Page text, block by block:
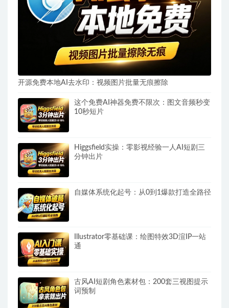
开源免费本地AI去水印：视频图片批量无痕擦除
这个免费AI神器免费不限次：图文音频秒变
10秒短片
Higgsfield实操：零影视经验一人AI短剧三
分钟出片
自媒体系统化起号：从0到1爆款打造全路径
Illustrator零基础课：绘图特效3D渲IP一站
通
古风AI短剧角色素材包：200套三视图提示
词预制